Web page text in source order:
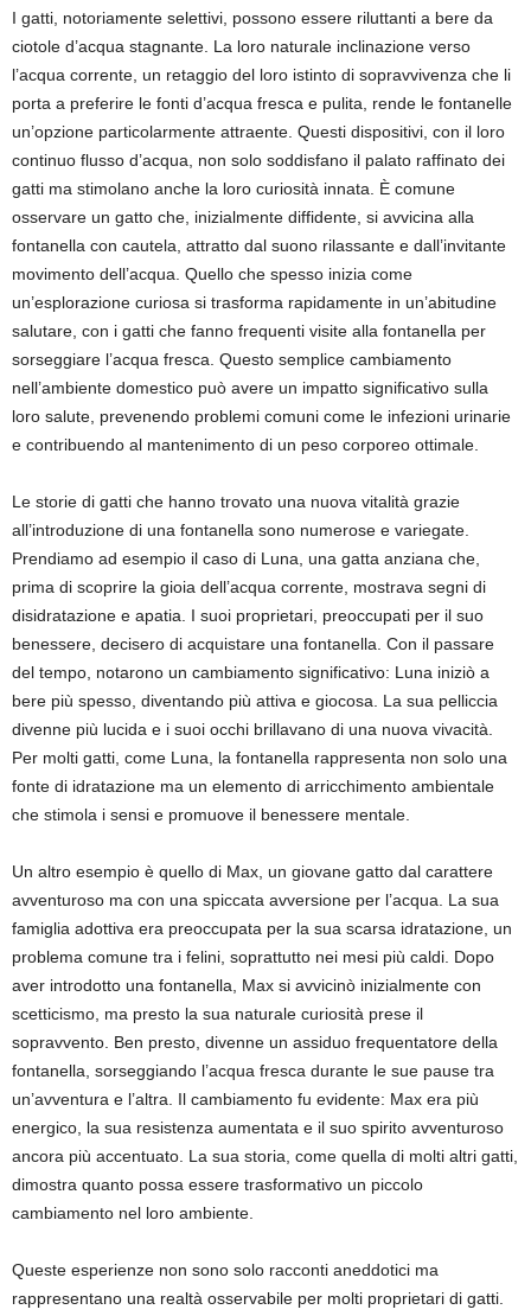
I gatti, notoriamente selettivi, possono essere riluttanti a bere da
ciotole d’acqua stagnante. La loro naturale inclinazione verso
l’acqua corrente, un retaggio del loro istinto di sopravvivenza che li
porta a preferire le fonti d’acqua fresca e pulita, rende le fontanelle
un’opzione particolarmente attraente. Questi dispositivi, con il loro
continuo flusso d’acqua, non solo soddisfano il palato raffinato dei
gatti ma stimolano anche la loro curiosità innata. È comune
osservare un gatto che, inizialmente diffidente, si avvicina alla
fontanella con cautela, attratto dal suono rilassante e dall’invitante
movimento dell’acqua. Quello che spesso inizia come
un’esplorazione curiosa si trasforma rapidamente in un’abitudine
salutare, con i gatti che fanno frequenti visite alla fontanella per
sorseggiare l’acqua fresca. Questo semplice cambiamento
nell’ambiente domestico può avere un impatto significativo sulla
loro salute, prevenendo problemi comuni come le infezioni urinarie
e contribuendo al mantenimento di un peso corporeo ottimale.
Le storie di gatti che hanno trovato una nuova vitalità grazie
all’introduzione di una fontanella sono numerose e variegate.
Prendiamo ad esempio il caso di Luna, una gatta anziana che,
prima di scoprire la gioia dell’acqua corrente, mostrava segni di
disidratazione e apatia. I suoi proprietari, preoccupati per il suo
benessere, decisero di acquistare una fontanella. Con il passare
del tempo, notarono un cambiamento significativo: Luna iniziò a
bere più spesso, diventando più attiva e giocosa. La sua pelliccia
divenne più lucida e i suoi occhi brillavano di una nuova vivacità.
Per molti gatti, come Luna, la fontanella rappresenta non solo una
fonte di idratazione ma un elemento di arricchimento ambientale
che stimola i sensi e promuove il benessere mentale.
Un altro esempio è quello di Max, un giovane gatto dal carattere
avventuroso ma con una spiccata avversione per l’acqua. La sua
famiglia adottiva era preoccupata per la sua scarsa idratazione, un
problema comune tra i felini, soprattutto nei mesi più caldi. Dopo
aver introdotto una fontanella, Max si avvicinò inizialmente con
scetticismo, ma presto la sua naturale curiosità prese il
sopravvento. Ben presto, divenne un assiduo frequentatore della
fontanella, sorseggiando l’acqua fresca durante le sue pause tra
un’avventura e l’altra. Il cambiamento fu evidente: Max era più
energico, la sua resistenza aumentata e il suo spirito avventuroso
ancora più accentuato. La sua storia, come quella di molti altri gatti,
dimostra quanto possa essere trasformativo un piccolo
cambiamento nel loro ambiente.
Queste esperienze non sono solo racconti aneddotici ma
rappresentano una realtà osservabile per molti proprietari di gatti.